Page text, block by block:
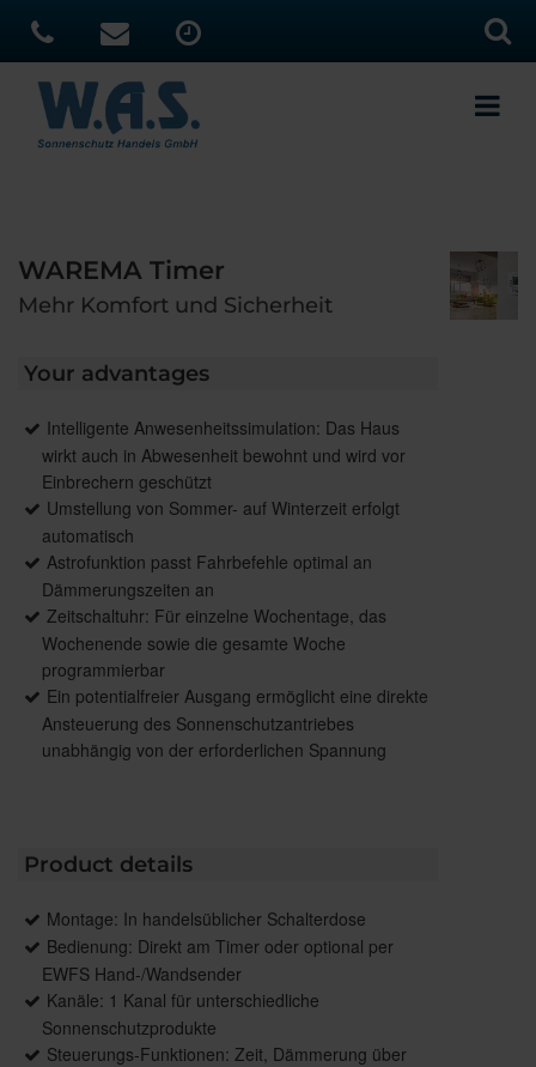
WAREMA Timer
Mehr Komfort und Sicherheit
Your advantages
Intelligente Anwesenheitssimulation: Das Haus
wirkt auch in Abwesenheit bewohnt und wird vor
Einbrechern geschützt
Umstellung von Sommer- auf Winterzeit erfolgt
automatisch
Astrofunktion passt Fahrbefehle optimal an
Dämmerungszeiten an
Zeitschaltuhr: Für einzelne Wochentage, das
Wochenende sowie die gesamte Woche
programmierbar
Ein potentialfreier Ausgang ermöglicht eine direkte
Ansteuerung des Sonnenschutzantriebes
unabhängig von der erforderlichen Spannung
Product details
Montage: In handelsüblicher Schalterdose
Bedienung: Direkt am Timer oder optional per
EWFS Hand-/Wandsender
Kanäle: 1 Kanal für unterschiedliche
Sonnenschutzprodukte
Steuerungs-Funktionen: Zeit, Dämmerung über